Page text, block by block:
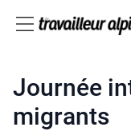
Journée
migrants